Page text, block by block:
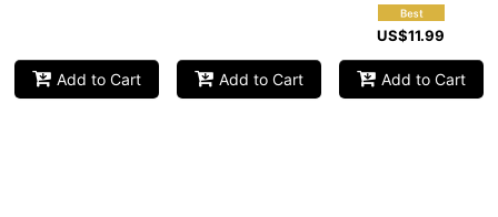
Add to Cart Add to Cart
US$11.99
Add to Cart